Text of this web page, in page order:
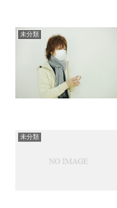
未分類
未分類